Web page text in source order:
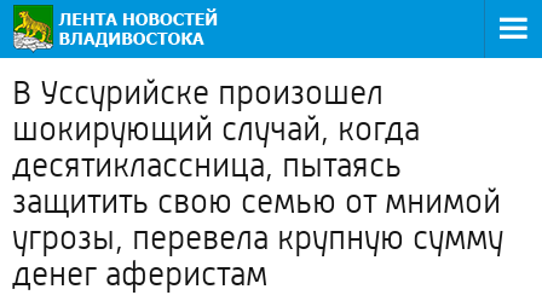
В Уссурийске произошел
шокирующий случай, когда
десятиклассница, пытаясь
защитить свою семью от мнимой
угрозы, перевела крупную сумму
денег аферистам